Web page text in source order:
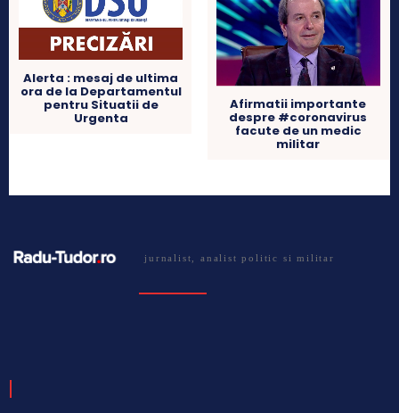
Alerta : mesaj de ultima
ora de la Departamentul
pentru Situatii de
Urgenta
Afirmatii importante
despre #coronavirus
facute de un medic
militar
jurnalist, analist politic si militar